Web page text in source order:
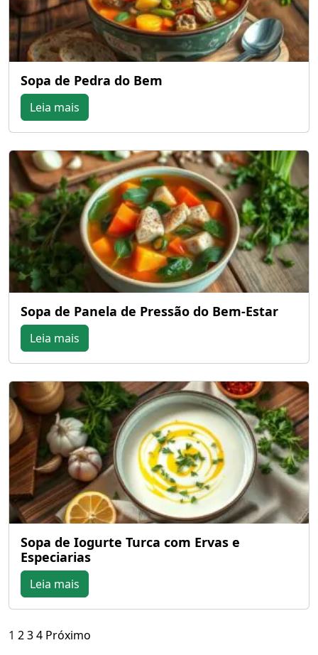
Sopa de Pedra do Bem
Leia mais
Sopa de Panela de Pressão do Bem-Estar
Leia mais
Sopa de Iogurte Turca com Ervas e
Especiarias
Leia mais
Paginação
1 234 Próximo